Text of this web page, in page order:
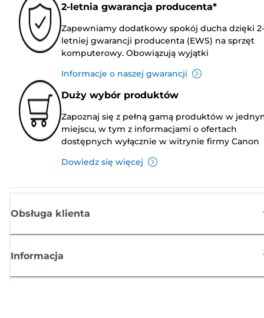
2-letnia gwarancja producenta*
Zapewniamy dodatkowy spokój ducha dzięki 2-
letniej gwarancji producenta (EWS) na sprzęt
komputerowy. Obowiązują wyjątki
Informacje o naszej gwarancji
Duży wybór produktów
Zapoznaj się z pełną gamą produktów w
miejscu, w tym z informacjami o ofertach
dostępnych wyłącznie w witrynie firmy Canon
Dowiedz się więcej
Obsługa klienta
Informacja